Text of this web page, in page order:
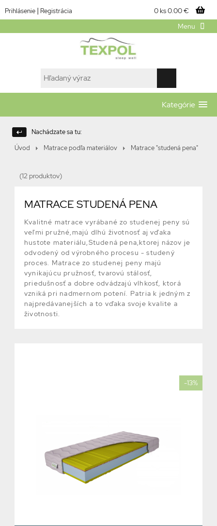
Prihlásenie | Registrácia 0 ks0.00 €
Menu
Kategórie
Nachádzate sa tu:
Úvod
Matrace podľa materiálov Matrace "studená pena"
(12 produktov)
MATRACE STUDENÁ PENA
Kvalitné matrace vyrábané zo studenej peny sú
veľmi pružné,majú dlhú životnosť aj vďaka
hustote materiálu,Studená pena,ktorej názov je
odvodený od výrobného procesu - studený
proces. Matrace zo studenej peny majú
vynikajúcu pružnosť, tvarovú stálosť,
priedušnosť a dobre odvádzajú vlhkosť, ktorá
vzniká pri nadmernom potení. Patria k jedným z
najpredávanejších a to vďaka svoje kvalite a
životnosti.
-13%